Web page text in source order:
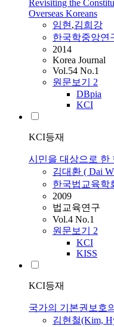
Revisiting the
Overseas Koreans
임현,김희강
한국학중앙연
2014
Korea Journal
Vol.54 No.1
원문보기 2
DBpia
KCI
KCI등재
시민을 대상으로 한
김대환 ( Dai
한국법교육학
2009
법교육연구
Vol.4 No.1
원문보기 2
KCI
KISS
KCI등재
국가의 기본권보호
김현철(Kim,